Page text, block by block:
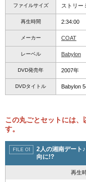
ファイルサイズ ストリー
再生時間 2:34:00
メーカー COAT
レーベル Babylon
DVD発売年 2007年
DVDタイトル Babylon
この丸ごとセットには、
す。
2人の湘南デート
向に!?
再生